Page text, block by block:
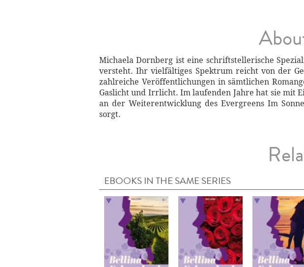
Michaela Dornberg ist eine schriftstellerische
versteht. Ihr vielfältiges Spektrum reicht von der
zahlreiche Veröffentlichungen in sämtlichen
Gaslicht und Irrlicht. Im laufenden Jahre hat sie mit
an der Weiterentwicklung des Evergreens Im
sorgt.
EBOOKS IN THE SAME SERIES